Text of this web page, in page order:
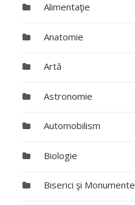
Alimentaţie
Anatomie
Artă
Astronomie
Automobilism
Biologie
Biserici şi Monumente